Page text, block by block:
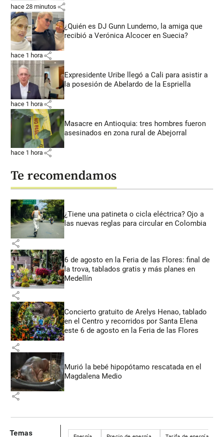
hace 28 minutos share
¿Quién es DJ Gunn Lundemo, la amiga que
recibió a Verónica Alcocer en Suecia?
hace 1 hora share
Expresidente Uribe llegó a Cali para asistir a
la posesión de Abelardo de la Espriella
hace 1 hora share
Masacre en Antioquia: tres hombres fueron
asesinados en zona rural de Abejorral
hace 1 hora share
Te recomendamos
¿Tiene una patineta o cicla eléctrica? Ojo a
las nuevas reglas para circular en Colombia
share
6 de agosto en la Feria de las Flores: final de
la trova, tablados gratis y más planes en
Medellín
share
Concierto gratuito de Arelys Henao, tablado
en el Centro y recorridos por Santa Elena
este 6 de agosto en la Feria de las Flores
share
Murió la bebé hipopótamo rescatada en el
Magdalena Medio
share
Temas